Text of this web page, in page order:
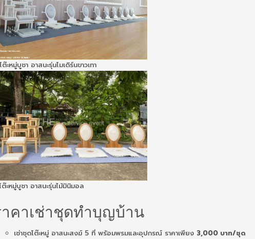
ต๊ะหมู่บูชา อาสนะรุ่นโมเดิร์นขาวเทา
ต๊ะหมู่บูชา อาสนะรุ่นไม้มินิมอล
คาเช่าชุดทำบุญบ้าน
เช่าชุดโต๊ะหมู่ อาสนะสงฆ์ 5 ที่ พร้อมพรมและอุปกรณ์ ราคาเพียง 3,000 บาท/ชุด